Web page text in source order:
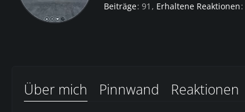
Beiträge 91 Erhaltene Reaktionen
Über mich Pinnwand Reaktionen